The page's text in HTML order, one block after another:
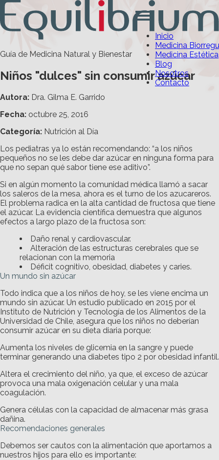
Inicio
Medicina
Medicina Estética
Blog
Nosotros
Contacto
Guía de Medicina Natural y Bienestar
Niños "dulces" sin consumir azúcar
Autora: Dra. Gilma E. Garrido
Fecha: octubre 25, 2016
Categoría: Nutrición al Día
Los pediatras ya lo están recomendando: “a los niños
pequeños no se les debe dar azúcar en ninguna forma para
que no sepan qué sabor tiene ese aditivo”.
Si en algún momento la comunidad médica llamó a sacar
los saleros de la mesa, ahora es el turno de los azucareros.
El problema radica en la alta cantidad de fructosa que tiene
el azúcar. La evidencia científica demuestra que algunos
efectos a largo plazo de la fructosa son:
Daño renal y cardiovascular.
Alteración de las estructuras cerebrales que se
relacionan con la memoria
Déficit cognitivo, obesidad, diabetes y caries.
Un mundo sin azúcar
Todo indica que a los niños de hoy, se les viene encima un
mundo sin azúcar. Un estudio publicado en 2015 por el
Instituto de Nutrición y Tecnología de los Alimentos de la
Universidad de Chile, asegura que los niños no deberían
consumir azúcar en su dieta diaria porque:
Aumenta los niveles de glicemia en la sangre y puede
terminar generando una diabetes tipo 2 por obesidad infantil.
Altera el crecimiento del niño, ya que, el exceso de azúcar
provoca una mala oxigenación celular y una mala
coagulación.
Genera células con la capacidad de almacenar más grasa
dañina.
Recomendaciones generales
Debemos ser cautos con la alimentación que aportamos a
nuestros hijos para ello es importante: